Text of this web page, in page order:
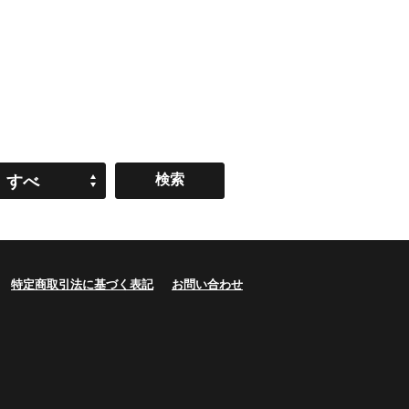
すべ
特定商取引法に基づく表記 お問い合わせ